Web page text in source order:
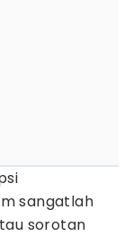
sangatlah
sorotan